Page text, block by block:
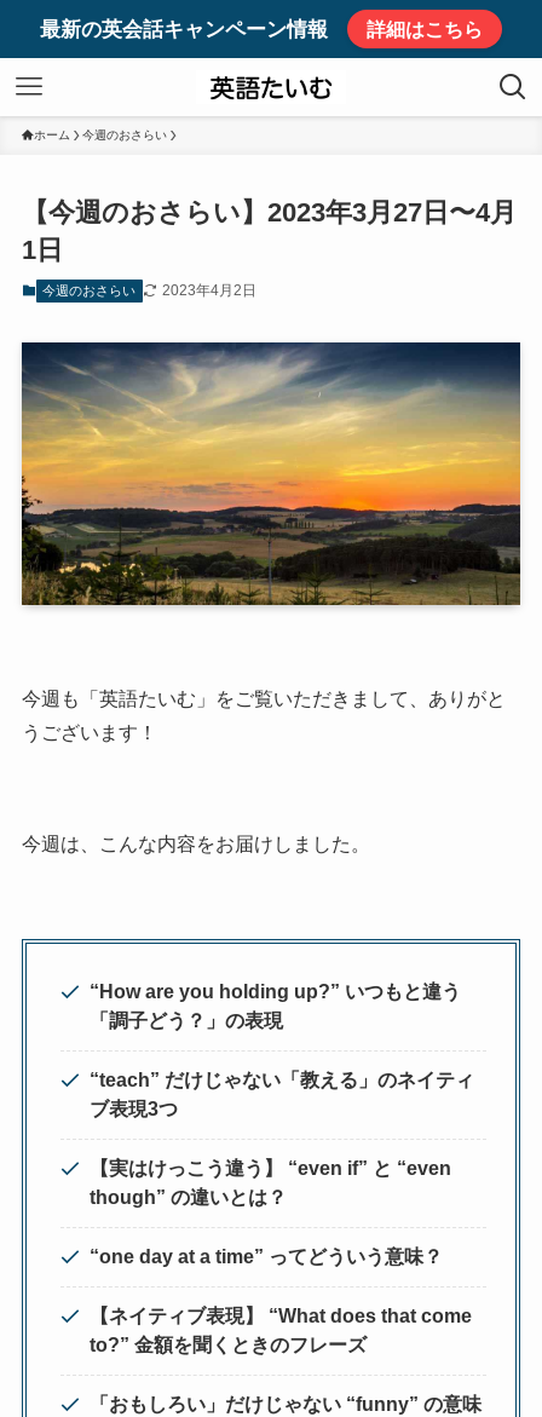
最新の英会話キャンペーン情報 詳細はこちら
ホーム 今週のおさらい
【今週のおさらい】2023年3月27日〜4月
1日
今週のおさらい 2023年4月2日
今週も「英語たいむ」をご覧いただきまして、ありがと
うございます！
今週は、こんな内容をお届けしました。
“How are you holding up?” いつもと違う
「調子どう？」の表現
“teach” だけじゃない「教える」のネイティ
ブ表現3つ
【実はけっこう違う】 “even if” と “even
though” の違いとは？
“one day at a time” ってどういう意味？
【ネイティブ表現】 “What does that come
to?” 金額を聞くときのフレーズ
「おもしろい」だけじゃない “funny” の意味